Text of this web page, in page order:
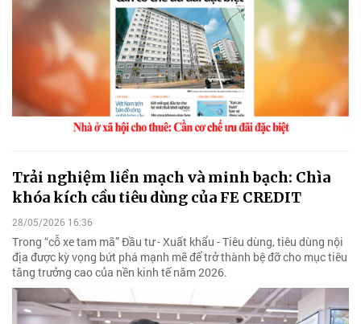
Trải nghiệm liền mạch và minh bạch: Chìa
khóa kích cầu tiêu dùng của FE CREDIT
28/05/2026 16:36
Trong “cỗ xe tam mã” Đầu tư - Xuất khẩu - Tiêu dùng, tiêu dùng nội
địa được kỳ vọng bứt phá mạnh mẽ để trở thành bệ đỡ cho mục tiêu
tăng trưởng cao của nền kinh tế năm 2026.